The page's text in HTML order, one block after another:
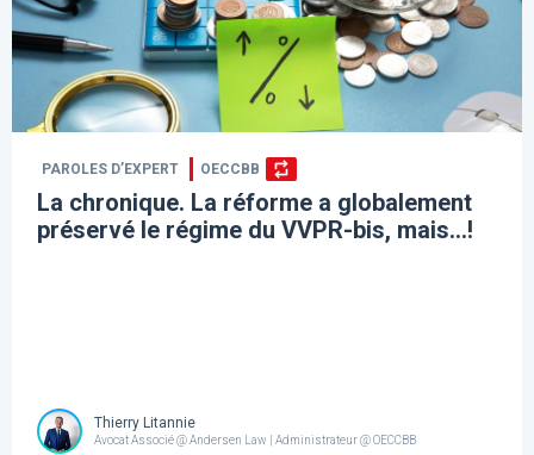
PAROLES D’EXPERT OECCBB
La chronique. La réforme a globalement
préservé le régime du VVPR-bis, mais…!
Thierry Litannie
Avocat Associé @ Andersen Law | Administrateur @ OECCBB